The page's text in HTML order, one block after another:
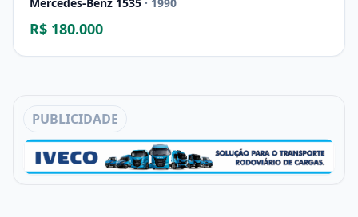
R$ 180.000
PUBLICIDADE